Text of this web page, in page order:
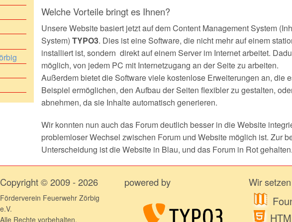
09.04.2009 - VKU BAB9 Richtung München
27.01.2009 - Technische Hilfeleistung
19.02.2007 - Der Antennenrebell
Welche Vorteile bringt es Ihnen?
Unsere Website basiert jetzt auf dem Content Management System
System)TYPO3. Dies ist eine Software, die nicht mehr auf einem
installiert ist, sondern direkt auf einem Server im Internet arbeitet.
möglich, von jedem PC mit Internetzugang an der Seite zu arbeiten.
Außerdem bietet die Software viele kostenlose Erweiterungen an, die
Beispiel ermöglichen, den Aufbau der Seiten flexibler zu gestalten,
abnehmen, da sie Inhalte automatisch generieren.
Wir konnten nun auch das Forum deutlich besser in die Website
problemloser Wechsel zwischen Forum und Website möglich ist. Zur
Unterscheidung ist die Website in Blau, und das Forum in Rot gehalten.
Copyright © 2009 - 2026
Förderverein Feuerwehr Zörbig
e.V.
Alle Rechte vorbehalten.
powered by Wir